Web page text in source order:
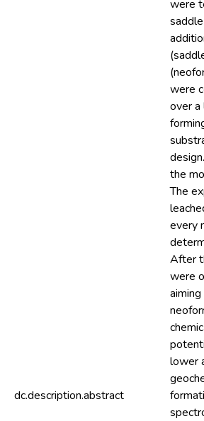
dc.description.abstract
were
were
over
the
The
every
After
were
lower